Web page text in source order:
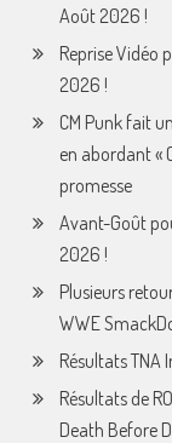
Août 2026 !
Reprise Vidéo
2026 !
CM Punk fait
en abordant «
promesse
Avant-Goût
2026 !
Plusieurs
WWE
Résultats
Résultats de
Death Before